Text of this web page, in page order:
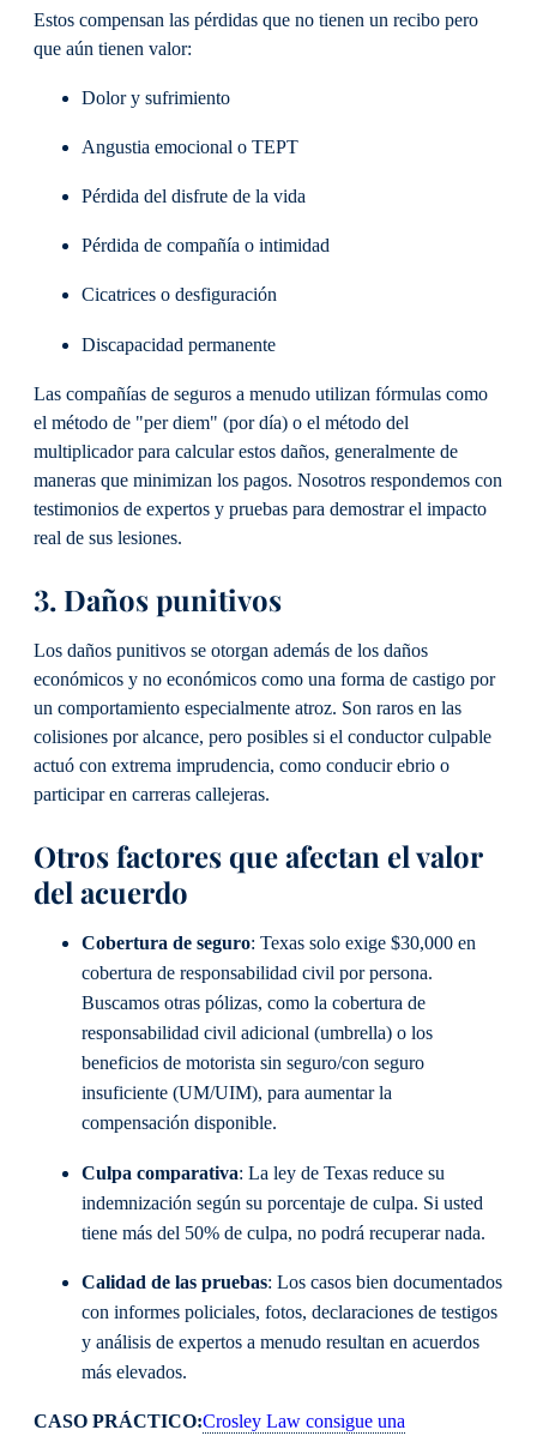
Estos compensan las pérdidas que no tienen un recibo pero
que aún tienen valor:
Dolor y sufrimiento
Angustia emocional o TEPT
Pérdida del disfrute de la vida
Pérdida de compañía o intimidad
Cicatrices o desfiguración
Discapacidad permanente
Las compañías de seguros a menudo utilizan fórmulas como
el método de "per diem" (por día) o el método del
multiplicador para calcular estos daños, generalmente de
maneras que minimizan los pagos. Nosotros respondemos con
testimonios de expertos y pruebas para demostrar el impacto
real de sus lesiones.
3. Daños punitivos
Los daños punitivos se otorgan además de los daños
económicos y no económicos como una forma de castigo por
un comportamiento especialmente atroz. Son raros en las
colisiones por alcance, pero posibles si el conductor culpable
actuó con extrema imprudencia, como conducir ebrio o
participar en carreras callejeras.
Otros factores que afectan el valor
del acuerdo
Cobertura de seguro: Texas solo exige $30,000 en
cobertura de responsabilidad civil por persona.
Buscamos otras pólizas, como la cobertura de
responsabilidad civil adicional (umbrella) o los
beneficios de motorista sin seguro/con seguro
insuficiente (UM/UIM), para aumentar la
compensación disponible.
Culpa comparativa: La ley de Texas reduce su
indemnización según su porcentaje de culpa. Si usted
tiene más del 50% de culpa, no podrá recuperar nada.
Calidad de las pruebas: Los casos bien documentados
con informes policiales, fotos, declaraciones de testigos
y análisis de expertos a menudo resultan en acuerdos
más elevados.
CASO PRÁCTICO:Crosley Law consigue una